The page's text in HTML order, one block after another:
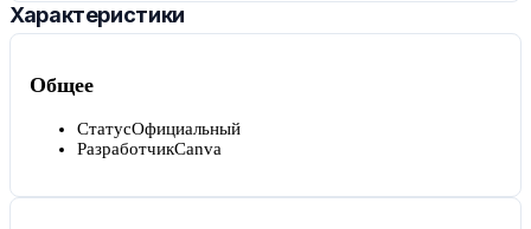
Характеристики
Общее
СтатусОфициальный
РазработчикCanva